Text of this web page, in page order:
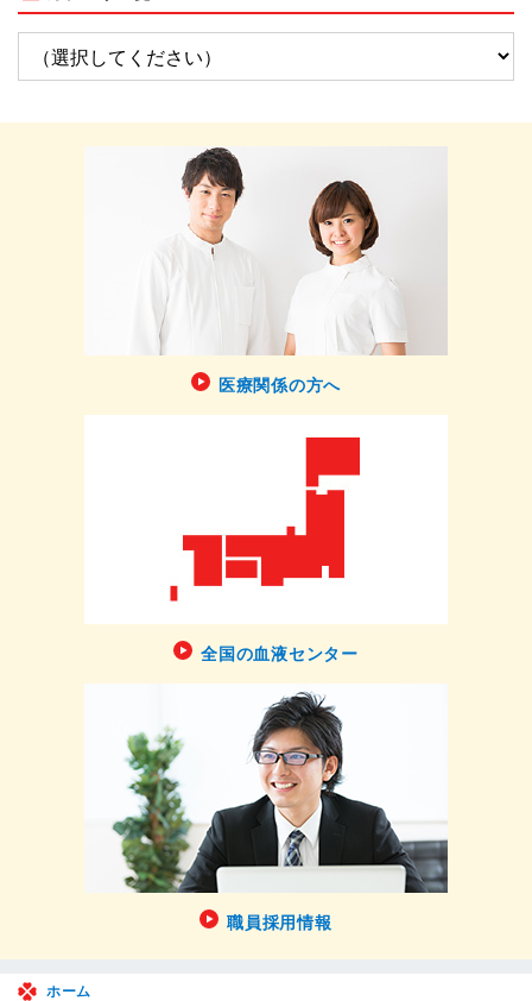
医療関係の方へ
全国の血液センター
職員採用情報
ホーム